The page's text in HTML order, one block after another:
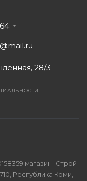
28/3
магазин "Строй
Республика Коми,